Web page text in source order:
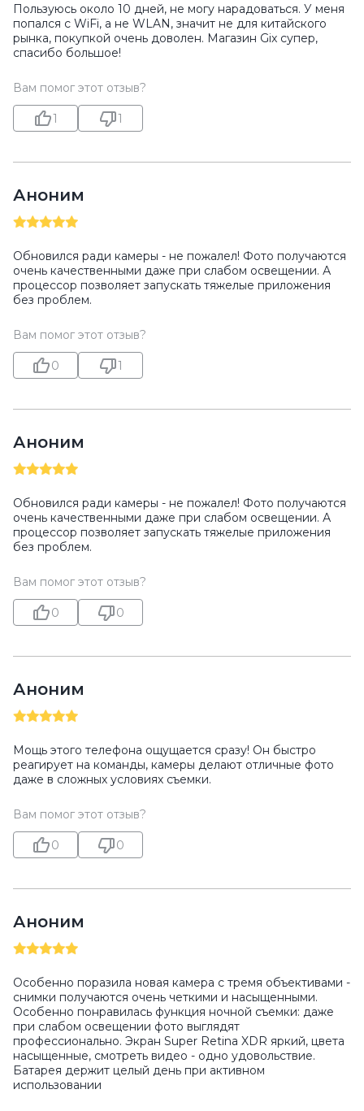
Пользуюсь около 10 дней, не могу нарадоваться. У меня
попался с WiFi, а не WLAN, значит не для китайского
рынка, покупкой очень доволен. Магазин Gix супер,
спасибо большое!
Вам помог этот отзыв?
1 1
Аноним
Обновился ради камеры - не пожалел! Фото получаются
очень качественными даже при слабом освещении. А
процессор позволяет запускать тяжелые приложения
без проблем.
Вам помог этот отзыв?
0 1
Аноним
Обновился ради камеры - не пожалел! Фото получаются
очень качественными даже при слабом освещении. А
процессор позволяет запускать тяжелые приложения
без проблем.
Вам помог этот отзыв?
0 0
Аноним
Мощь этого телефона ощущается сразу! Он быстро
реагирует на команды, камеры делают отличные фото
даже в сложных условиях съемки.
Вам помог этот отзыв?
0 0
Аноним
Особенно поразила новая камера с тремя объективами -
снимки получаются очень четкими и насыщенными.
Особенно понравилась функция ночной съемки: даже
при слабом освещении фото выглядят
профессионально. Экран Super Retina XDR яркий, цвета
насыщенные, смотреть видео - одно удовольствие.
Батарея держит целый день при активном
использовании